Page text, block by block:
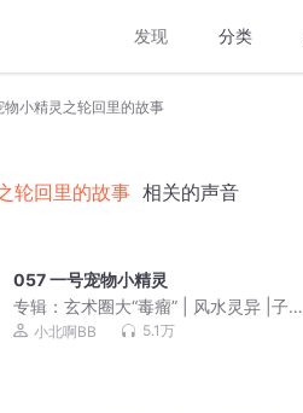
发现 分类
物小精灵之轮回里的故事
轮回里的故事 相关的声音
057 一号宠物小精灵
专辑： 玄术圈大“毒瘤” | 风水灵异 |子九
&月影领衔丨八千里路旁白丨双男主都市
小北啊BB 5.1万